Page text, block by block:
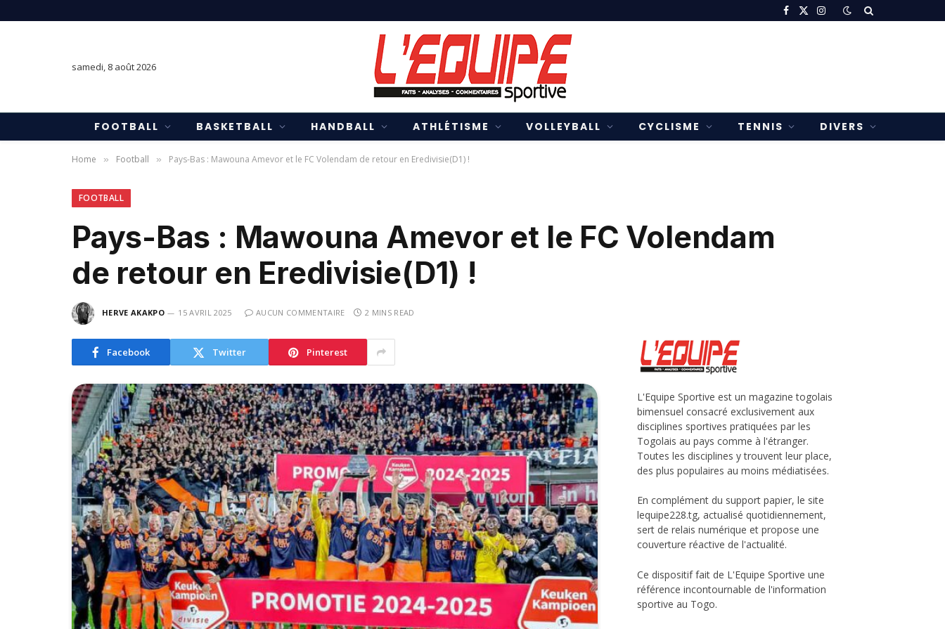
Facebook
X
Instagram
samedi, 8 août 2026
FOOTBALL BASKETBALL HANDBALL ATHLÉTISME VOLLEYBALL CYCLISME TENNIS DIVERS
Home » Football » Pays-Bas : Mawouna Amevor et le FC Volendam de retour en Eredivisie(D1) !
FOOTBALL
Pays-Bas : Mawouna Amevor et le FC Volendam
de retour en Eredivisie(D1) !
HERVE AKAKPO 15 AVRIL 2025 AUCUN COMMENTAIRE 2 MINS READ
Facebook Twitter Pinterest
L'Equipe Sportive est un magazine togolais
bimensuel consacré exclusivement aux
disciplines sportives pratiquées par les
Togolais au pays comme à l'étranger.
Toutes les disciplines y trouvent leur place,
des plus populaires au moins médiatisées.
En complément du support papier, le site
lequipe228.tg, actualisé quotidiennement,
sert de relais numérique et propose une
couverture réactive de l'actualité.
Ce dispositif fait de L'Equipe Sportive une
référence incontournable de l'information
sportive au Togo.